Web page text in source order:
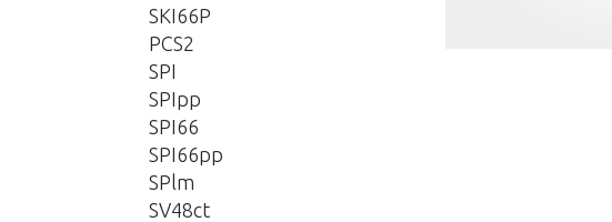
SKI66P
PCS2
SPI
SPIpp
SPI66
SPI66pp
SPlm
SV48ct